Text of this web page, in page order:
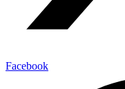
Facebook